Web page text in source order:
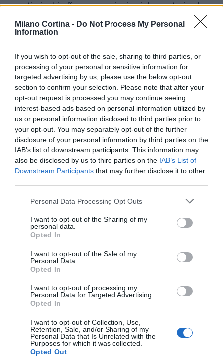
Milano Cortina - Do Not Process My Personal
Information
If you wish to opt-out of the sale, sharing to third parties, or
processing of your personal or sensitive information for
targeted advertising by us, please use the below opt-out
section to confirm your selection. Please note that after your
opt-out request is processed you may continue seeing
interest-based ads based on personal information utilized by
us or personal information disclosed to third parties prior to
your opt-out. You may separately opt-out of the further
disclosure of your personal information by third parties on the
IAB’s list of downstream participants. This information may
also be disclosed by us to third parties on the IAB’s List of
Downstream Participants that may further disclose it to other
Please note that this website/app uses one or more Google
not limited to your visit or usage behaviour. You may click to
grant or deny consent to Google and its third-party tags to
use your data for below specified purposes in below Google
consent section.
Personal Data Processing Opt Outs
I want to opt-out of the Sharing of my
personal data.
Opted In
I want to opt-out of the Sale of my
Personal Data.
Opted In
I want to opt-out of processing my
Personal Data for Targeted Advertising.
Opted In
I want to opt-out of Collection, Use,
Retention, Sale, and/or Sharing of my
Personal Data that Is Unrelated with the
Purposes for which it was collected.
Opted Out
questi giochi offrono emozioni uniche e storie che
rimarranno impresse nella memoria collettiva. Che
si tratti di slalom, curling o patinaggio artistico,
rendere le Olimpiadi un’esperienza indimenticabile.
AUTORE
AiAdhubMedia